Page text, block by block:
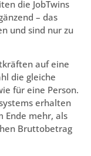
die JobTwins
– das
und sind nur zu
auf eine
die gleiche
für eine Person.
erhalten
Ende mehr, als
Bruttobetrag